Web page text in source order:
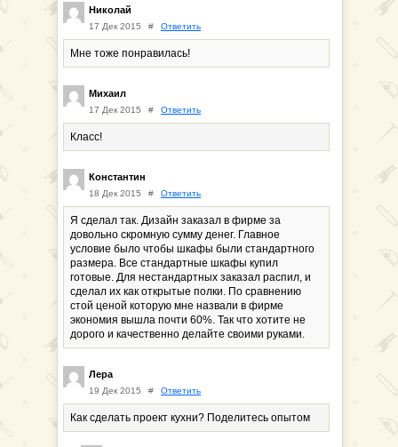
Николай
17 Дек 2015 # Ответить
Мне тоже понравилась!
Михаил
17 Дек 2015 # Ответить
Класс!
Константин
18 Дек 2015 # Ответить
Я сделал так. Дизайн заказал в фирме за
довольно скромную сумму денег. Главное
условие было чтобы шкафы были стандартного
размера. Все стандартные шкафы купил
готовые. Для нестандартных заказал распил, и
сделал их как открытые полки. По сравнению
стой ценой которую мне назвали в фирме
экономия вышла почти 60%. Так что хотите не
дорого и качественно делайте своими руками.
Лера
19 Дек 2015 # Ответить
Как сделать проект кухни? Поделитесь опытом